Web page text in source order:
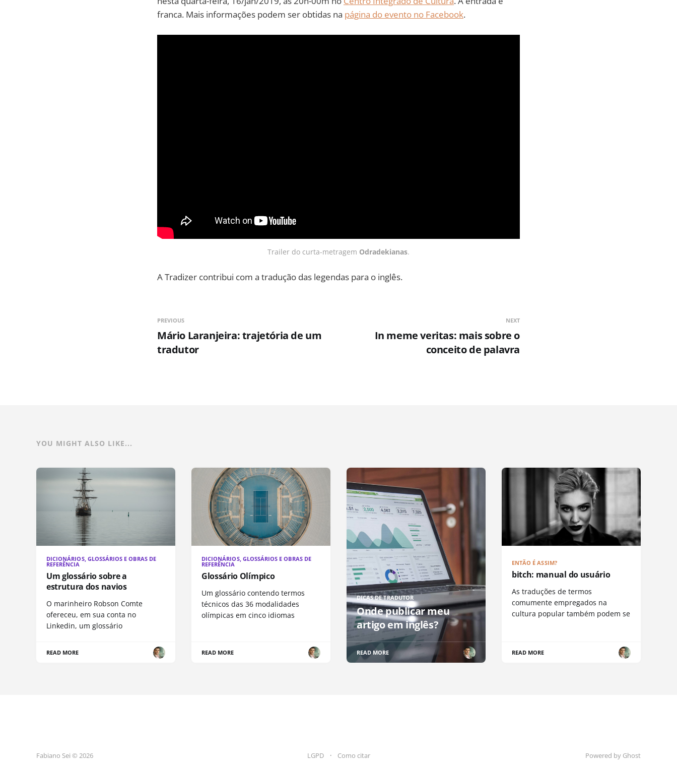
franca. Mais informações podem ser obtidas na página do evento no Facebook.
Trailer do curta-metragem Odradekianas.
A Tradizer contribui com a tradução das legendas para o inglês.
PREVIOUS
Mário Laranjeira: trajetória de um
tradutor
NEXT
In meme veritas: mais sobre o
conceito de palavra
YOU MIGHT ALSO LIKE...
DICIONÁRIOS, GLOSSÁRIOS E OBRAS DE
REFERÊNCIA
Um glossário sobre a
estrutura dos navios
O marinheiro Robson Comte
ofereceu, em sua conta no
Linkedin, um glossário
READ MORE
DICIONÁRIOS, GLOSSÁRIOS E OBRAS DE
REFERÊNCIA
Glossário Olímpico
Um glossário contendo termos
técnicos das 36 modalidades
olímpicas em cinco idiomas
READ MORE
DICAS DE TRADUTOR
Onde publicar meu
artigo em inglês?
READ MORE
ENTÃO É ASSIM?
bitch: manual do usuário
As traduções de termos
comumente empregados na
cultura popular também podem se
READ MORE
Fabiano Sei © 2026 LGPD Como citar Powered by Ghost